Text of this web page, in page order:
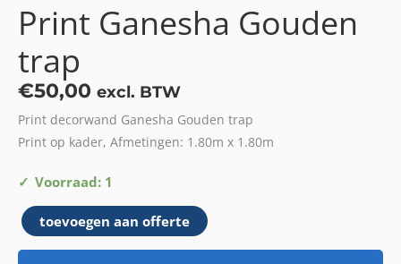
Print Ganesha Gouden
trap
€50,00 excl. BTW
Print decorwand Ganesha Gouden trap
Print op kader, Afmetingen: 1.80m x 1.80m
Voorraad: 1
Print
Ganesha
Gouden
trap
toevoegen aan offerte